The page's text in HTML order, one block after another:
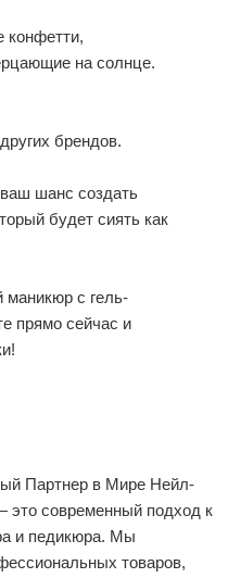
конфетти,
на солнце.
брендов.
шанс создать
будет сиять как
маникюр с гель-
прямо сейчас и
Партнер в Мире Нейл-
это современный подход к
и педикюра. Мы
товаров,